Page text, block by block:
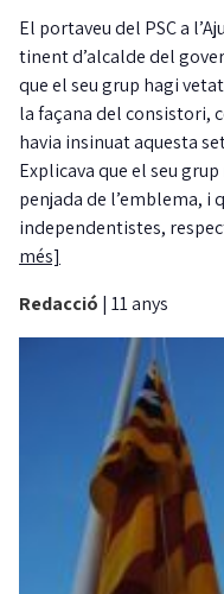
El portaveu del PSC a
tinent d’alcalde del
que el seu grup hagi
la façana del consistori,
havia insinuat aquesta
Explicava que el seu
penjada de l’emblema, i
independentistes,
més]
Redacció | 11 anys